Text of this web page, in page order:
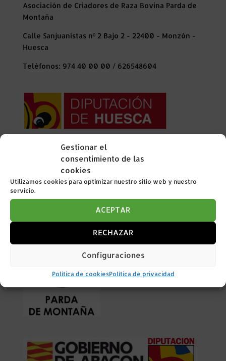
Gestionar el
consentimiento de las
cookies
Utilizamos cookies para optimizar nuestro sitio web y nuestro
servicio.
ACEPTAR
RECHAZAR
Configuraciones
Política de cookiesPolítica de privacidad
Asociación de Criadores de Raza Bovina Parda de
Montaña
Calle Sanjuanistas nº 2 Bajo 2 - 22400 - Monzón -
Huesca
Teléfonos: 974 40 00 00 / 626548604
La Diputación Provincial de Huesca ha colaborado
en el año 2024 con esta organización financiando
con 6.500 € en el proyecto de las evaluaciones
genéticas de la raza Parda de Montaña